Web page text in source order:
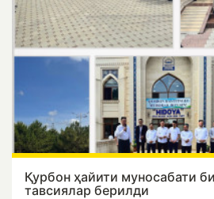
Қурбон ҳайити муносабати
тавсиялар берилди